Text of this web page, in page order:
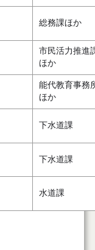
総務課ほか
市民活力推進
ほか
能代教育事務
ほか
下水道課
下水道課
水道課